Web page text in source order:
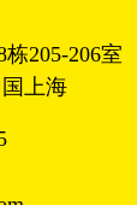
205-206室
上海